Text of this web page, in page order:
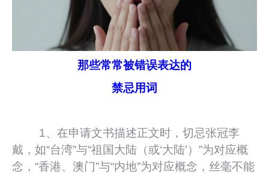
那些常常被错误表达的
禁忌用词
1、在申请文书描述正文时，切忌张冠李
戴，如“台湾”与“祖国大陆（或‘大陆’）”为对应概
念，“香港、澳门”与“内地”为对应概念，丝毫不能